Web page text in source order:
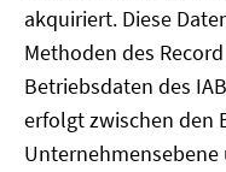
akquiriert. Diese
Methoden des
Betriebsdaten des
erfolgt zwischen den